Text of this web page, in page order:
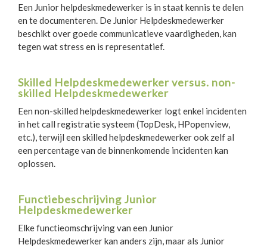
Een Junior helpdeskmedewerker is in staat kennis te delen
en te documenteren. De Junior Helpdeskmedewerker
beschikt over goede communicatieve vaardigheden, kan
tegen wat stress en is representatief.
Skilled Helpdeskmedewerker versus. non-
skilled Helpdeskmedewerker
Een non-skilled helpdeskmedewerker logt enkel incidenten
in het call registratie systeem (TopDesk, HPopenview,
etc.), terwijl een skilled helpdeskmedewerker ook zelf al
een percentage van de binnenkomende incidenten kan
oplossen.
Functiebeschrijving Junior
Helpdeskmedewerker
Elke functieomschrijving van een Junior
Helpdeskmedewerker kan anders zijn, maar als Junior